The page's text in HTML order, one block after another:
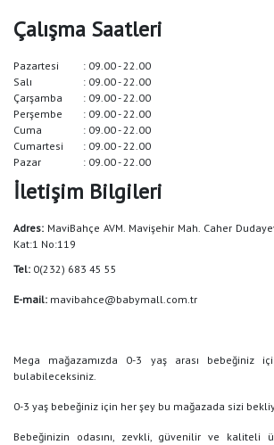
Çalışma Saatleri
Pazartesi
: 09.00 - 22.00
Salı
: 09.00 - 22.00
Çarşamba
: 09.00 - 22.00
Perşembe
: 09.00 - 22.00
Cuma
: 09.00 - 22.00
Cumartesi
: 09.00 - 22.00
Pazar
: 09.00 - 22.00
İletişim Bilgileri
Adres: MaviBahçe AVM. Mavişehir Mah. Caher
Kat:1 No:119
Tel: 0(232) 683 45 55
E-mail: mavibahce@babymall.com.tr
Mega mağazamızda 0-3 yaş arası bebeğiniz
bulabileceksiniz.
0-3 yaş bebeğiniz için her şey bu mağazada sizi
Bebeğinizin odasını, zevkli, güvenilir ve kaliteli